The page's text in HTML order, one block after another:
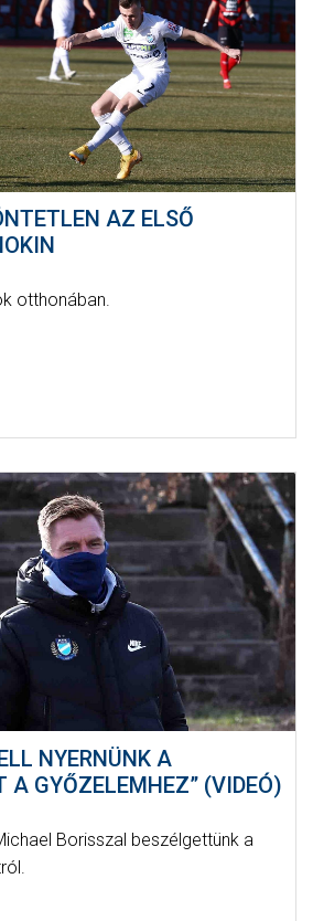
AZ ELSŐ
otthonában.
NYERNÜNK A
A GYŐZELEMHEZ” (VIDEÓ)
Borisszal beszélgettünk a